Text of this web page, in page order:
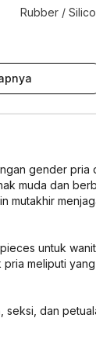
Rubber /
gender pria
muda dan
mutakhir
untuk
meliputi
dan